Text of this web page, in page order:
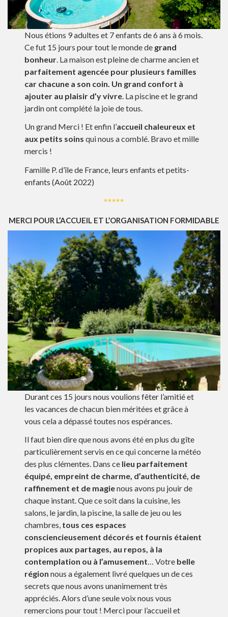
Nous étions 9 adultes et 7 enfants de 6 ans à 6 mois.
Ce fut 15 jours pour tout le monde de grand
bonheur . La maison est pleine de charme ancien et
parfaitement agencée pour plusieurs familles
car chacune a son coin. Un grand confort à
ajouter au plaisir d’y vivre . La piscine et le grand
jardin ont complété la joie de tous.
Un grand Merci ! Et enfin l’accueil chaleureux et
aux petits soins qui nous a comblé. Bravo et mille
mercis !
Famille P. d’île de France, leurs enfants et petits-
enfants (Août 2022)
*****
MERCI POUR L’ACCUEIL ET L’ORGANISATION FORMIDABLE
Durant ces 15 jours nous voulions fêter l’amitié et
les vacances de chacun bien méritées et grâce à
vous cela a dépassé toutes nos espérances.
Il faut bien dire que nous avons été en plus du gîte
particulièrement servis en ce qui concerne la météo
des plus clémentes. Dans ce lieu parfaitement
équipé, empreint de charme, d’authenticité, de
raffinement et de magienous avons pu jouir de
chaque instant. Que ce soit dans la cuisine, les
salons, le jardin, la piscine, la salle de jeu ou les
chambres, tous ces espaces
consciencieusement décorés et fournis étaient
propices aux partages, au repos, à la
contemplation ou à l’amusement… Votre belle
région nous a également livré quelques un de ces
secrets que nous avons unanimement très
appréciés. Alors d’une seule voix nous vous
remercions pour tout ! Merci pour l’accueil et